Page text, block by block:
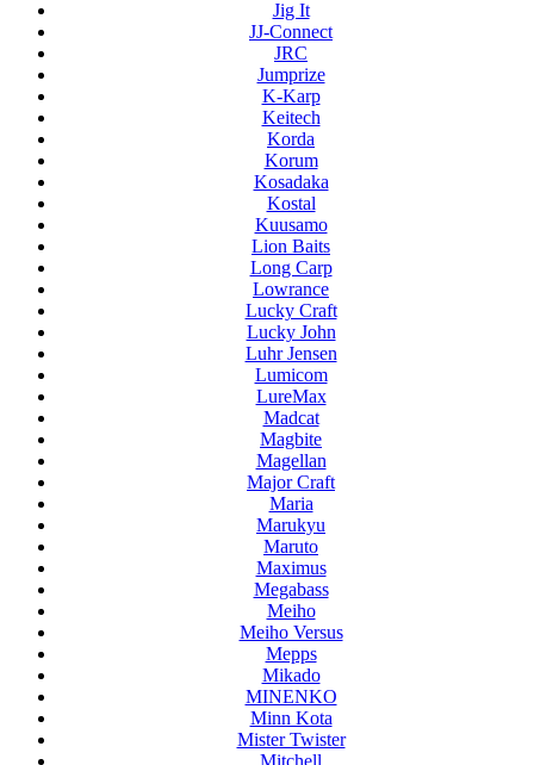
Jig It
JJ-Connect
JRC
Jumprize
K-Karp
Keitech
Korda
Korum
Kosadaka
Kostal
Kuusamo
Lion Baits
Long Carp
Lowrance
Lucky Craft
Lucky John
Luhr Jensen
Lumicom
LureMax
Madcat
Magbite
Magellan
Major Craft
Maria
Marukyu
Maruto
Maximus
Megabass
Meiho
Meiho Versus
Mepps
Mikado
MINENKO
Minn Kota
Mister Twister